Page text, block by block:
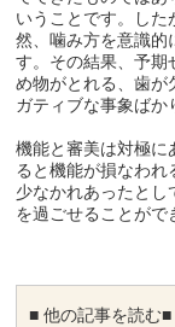
いうことです。し
然、噛み方を意識的
す。その結果、予期
め物がとれる、歯が
ガティブな事象ばか
機能と審美は対極に
ると機能が損なわ
少なかれあったとし
を過ごせることがで
■ 他の記事を読む■